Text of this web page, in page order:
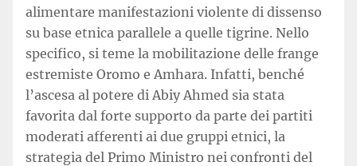
alimentare manifestazioni violente di dissenso
su base etnica parallele a quelle tigrine. Nello
specifico, si teme la mobilitazione delle frange
estremiste Oromo e Amhara. Infatti, benché
l’ascesa al potere di Abiy Ahmed sia stata
favorita dal forte supporto da parte dei partiti
moderati afferenti ai due gruppi etnici, la
strategia del Primo Ministro nei confronti del